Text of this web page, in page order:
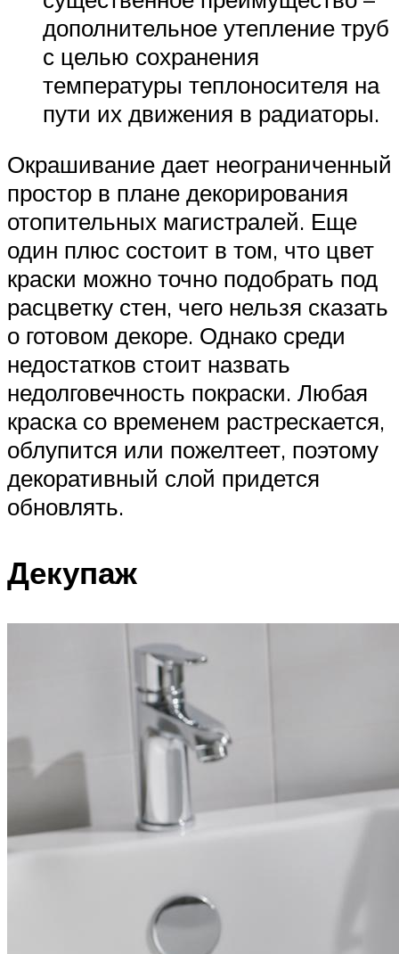
дополнительное утепление труб
с целью сохранения
температуры теплоносителя на
пути их движения в радиаторы.
Окрашивание дает неограниченный
простор в плане декорирования
отопительных магистралей. Еще
один плюс состоит в том, что цвет
краски можно точно подобрать под
расцветку стен, чего нельзя сказать
о готовом декоре. Однако среди
недостатков стоит назвать
недолговечность покраски. Любая
краска со временем растрескается,
облупится или пожелтеет, поэтому
декоративный слой придется
обновлять.
Декупаж